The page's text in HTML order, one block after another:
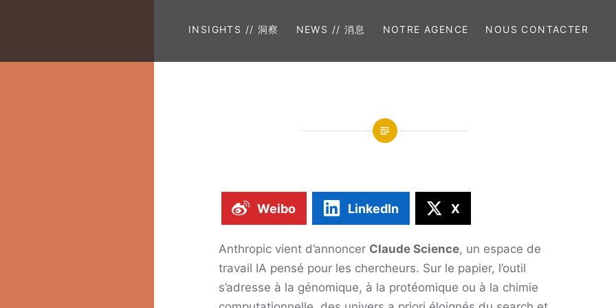
INSIGHTS // 洞察 NEWS // 消息 NOTRE AGENCE NOUS CONTACTER
Weibo LinkedIn X
Anthropic vient d’annoncer Claude Science, un espace de
travail IA pensé pour les chercheurs. Sur le papier, l’outil
s’adresse à la génomique, à la protéomique ou à la chimie